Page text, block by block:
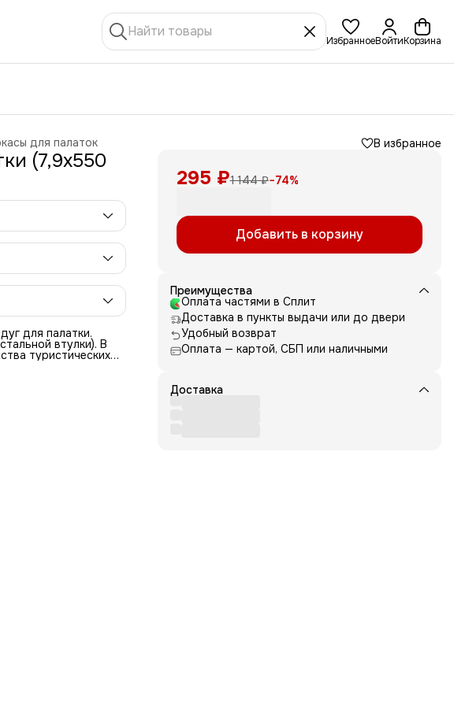
ИзбранноеВойтиКорзина
для палаток
на природе ›
(7,9х550
для палатки.
втулки). В
туристических
В избранное
295 ₽1 144 ₽−74%
Добавить в корзину
Преимущества
Оплата частями в Сплит
Доставка в пункты выдачи или до двери
Удобный возврат
Оплата — картой, СБП или наличными
Доставка